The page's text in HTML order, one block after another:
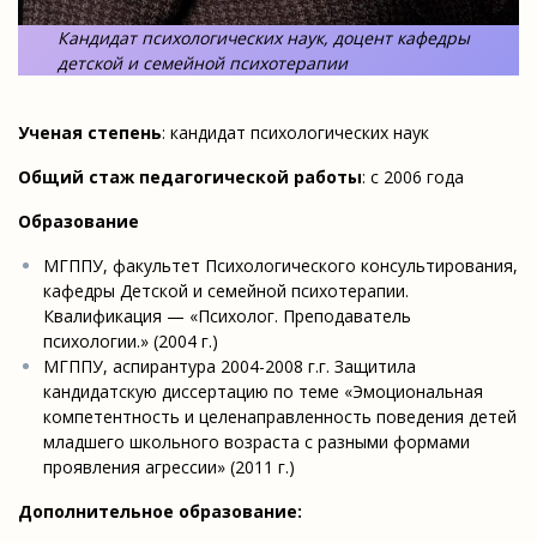
Кандидат психологических наук, доцент кафедры
детской и семейной психотерапии
Ученая степень: кандидат психологических наук
Общий стаж педагогической работы: с 2006 года
Образование
МГППУ, факультет Психологического консультирования,
кафедры Детской и семейной психотерапии.
Квалификация — «Психолог. Преподаватель
психологии.» (2004 г.)
МГППУ, аспирантура 2004-2008 г.г. Защитила
кандидатскую диссертацию по теме «Эмоциональная
компетентность и целенаправленность поведения детей
младшего школьного возраста с разными формами
проявления агрессии» (2011 г.)
Дополнительное образование: